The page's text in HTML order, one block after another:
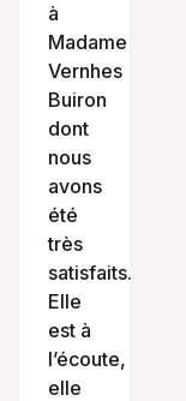
à
Madame
Vernhes
Buiron
dont
nous
avons
été
très
satisfaits.
Elle
est à
l’écoute,
elle